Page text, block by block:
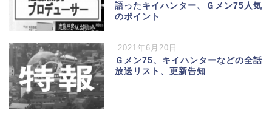
語ったキイハンター、Ｇメン75人気
のポイント
2021年6月20日
Ｇメン75、キイハンターなどの全話
放送リスト、更新告知